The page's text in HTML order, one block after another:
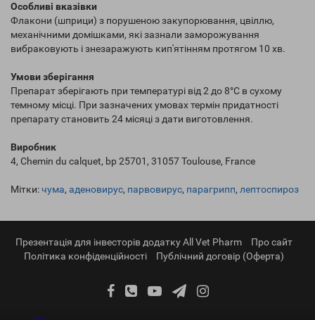
Особливі вказівки
Флакони (шприци) з порушеною закупорювання, цвіллю,
механічними домішками, які зазнали заморожування
вибраковують і знезаражують кип'ятінням протягом 10 хв.
Умови зберігання
Препарат зберігають при температурі від 2 до 8°С в сухому
темному місці. При зазначених умовах термін придатності
препарату становить 24 місяці з дати виготовлення.
Виробник
4, Chemin du calquet, bp 25701, 31057 Toulouse, France
Мітки:чума, аденовирус, парвовирус, парагрипп, лептоспироз
Презентація для інвесторів додатку All Vet Pharm
Про сайт
Політика конфіденційності
Публічний договір (Оферта)